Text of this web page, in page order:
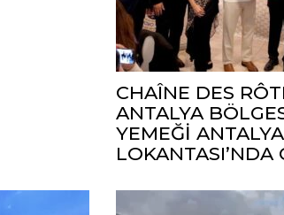
CHAÎNE DES
ANTALYA
YEMEĞİ ANTALYA
LOKANTASI’NDA